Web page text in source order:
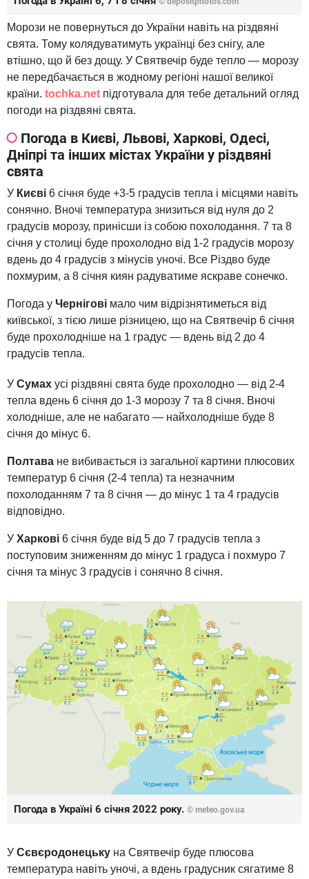
Морози не повернуться до України навіть на різдвяні
свята. Тому колядуватимуть українці без снігу, але
втішно, що й без дощу. У Святвечір буде тепло — морозу
не передбачається в жодному регіоні нашої великої
країни. tochka.net підготувала для тебе детальний огляд
погоди на різдвяні свята.
Погода в Києві, Львові, Харкові, Одесі,
Дніпрі та інших містах України у різдвяні
свята
У Києві 6 січня буде +3-5 градусів тепла і місцями навіть
сонячно. Вночі температура знизиться від нуля до 2
градусів морозу, принісши із собою похолодання. 7 та 8
січня у столиці буде прохолодно від 1-2 градусів морозу
вдень до 4 градусів з мінусів уночі. Все Різдво буде
похмурим, а 8 січня киян радуватиме яскраве сонечко.
Погода у Чернігові мало чим відрізнятиметься від
київської, з тією лише різницею, що на Святвечір 6 січня
буде прохолодніше на 1 градус — вдень від 2 до 4
градусів тепла.
У Сумах усі різдвяні свята буде прохолодно — від 2-4
тепла вдень 6 січня до 1-3 морозу 7 та 8 січня. Вночі
холодніше, але не набагато — найхолодніше буде 8
січня до мінус 6.
Полтава не вибивається із загальної картини плюсових
температур 6 січня (2-4 тепла) та незначним
похолоданням 7 та 8 січня — до мінус 1 та 4 градусів
відповідно.
У Харкові 6 січня буде від 5 до 7 градусів тепла з
поступовим зниженням до мінус 1 градуса і похмуро 7
січня та мінус 3 градусів і сонячно 8 січня.
Погода в Україні 6 січня 2022 року. © meteo.gov.ua
У Сєвєродонецьку на Святвечір буде плюсова
температура навіть уночі, а вдень градусник сягатиме 8